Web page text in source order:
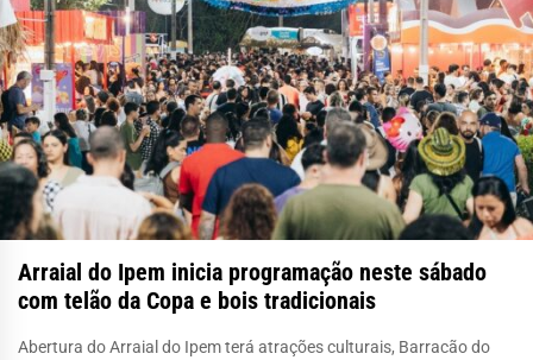
Arraial do Ipem inicia programação neste sábado
com telão da Copa e bois tradicionais
Abertura do Arraial do Ipem terá atrações culturais, Barracão do